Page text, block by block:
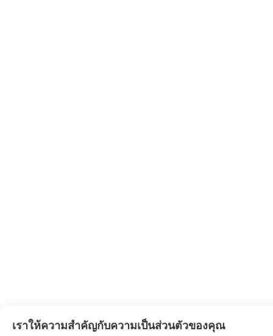
เราให้ความสำคัญกับความเป็นส่วนตัวของคุณ